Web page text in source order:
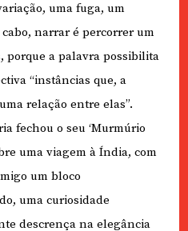
uma fuga, um
narrar é percorrer um
porque a palavra possibilita
“instâncias que, a
relação entre elas”.
fechou o seu ‘Murmúrio
uma viagem à Índia, com
um bloco
uma curiosidade
descrença na elegância